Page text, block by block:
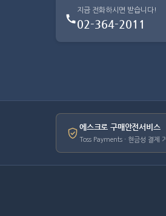
지금 전화하시면 받습니다!
02-364-2011
에스크로 구매안전서비스
Toss Payments · 현금성 결제